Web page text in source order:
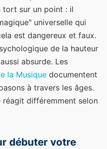
tort sur un point : il
universelle qui
est dangereux et faux.
de la hauteur
absurde. Les
la Musique documentent
à travers les âges.
réagit différemment selon
débuter votre